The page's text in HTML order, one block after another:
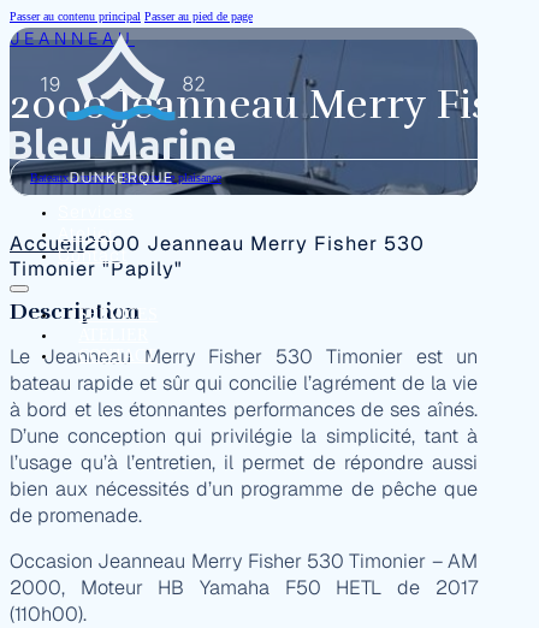
Passer au contenu principal Passer au pied de page
Atelier
Contact
SERVICES
CONTACT
JEANNEAU
2000 Jeanneau Merry
Bateaux à moteur,Bateaux de plaisance
Accueil2000 Jeanneau Merry Fisher 530
Timonier "Papily"
Description
Le Jeanneau Merry Fisher 530 Timonier est un
bateau rapide et sûr qui concilie l’agrément de la vie
à bord et les étonnantes performances de ses aînés.
D’une conception qui privilégie la simplicité, tant à
l’usage qu’à l’entretien, il permet de répondre aussi
bien aux nécessités d’un programme de pêche que
de promenade.
Occasion Jeanneau Merry Fisher 530 Timonier – AM
2000, Moteur HB Yamaha F50 HETL de 2017
(110h00).